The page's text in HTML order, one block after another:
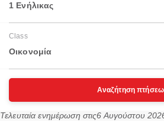
1 Ενήλικας
Class
Οικονομία
Αναζήτηση
Τελευταία ενημέρωση στις6 Αυγούστου